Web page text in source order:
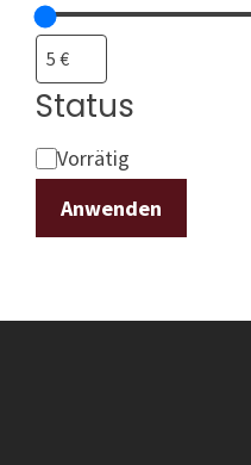
Status
Status
Vorrätig
Anwenden